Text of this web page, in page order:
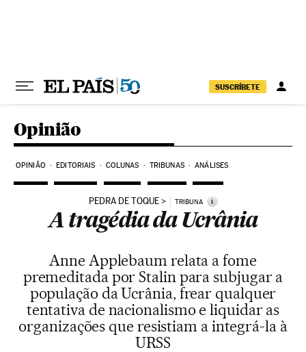
SUSCRÍBETE
Opinião
OPINIÃO EDITORIAIS COLUNAS TRIBUNAS ANÁLISES
PEDRA DE TOQUE TRIBUNA i
A tragédia da Ucrânia
Anne Applebaum relata a fome
premeditada por Stalin para subjugar a
população da Ucrânia, frear qualquer
tentativa de nacionalismo e liquidar as
organizações que resistiam a integrá-la à
URSS